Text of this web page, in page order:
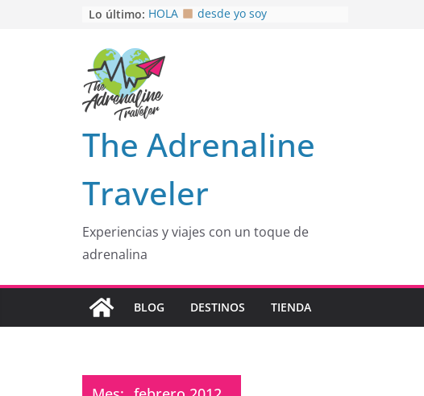
Lo último: HOLA
desde yo soy
EL SENDERO DEL CACAO: Excelente
opción
HOSPEDAJE AL NATURALSHH !!
En
MULITO!
The Adrenaline
Traveler
Experiencias y viajes con un toque de
adrenalina
BLOG DESTINOS TIENDA